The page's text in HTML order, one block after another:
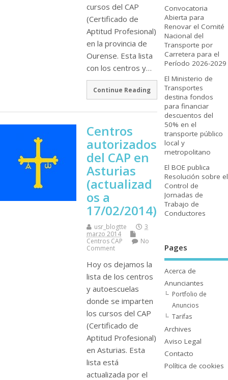
cursos del CAP
(Certificado de
Aptitud Profesional)
en la provincia de
Ourense. Esta lista
con los centros y…
Continue Reading
Centros
autorizados
del CAP en
Asturias
(actualizad
os a
17/02/2014)
usr_blogtte
3
marzo 2014
Centros CAP
No
Comment
Hoy os dejamos la
lista de los centros
y autoescuelas
donde se imparten
los cursos del CAP
(Certificado de
Aptitud Profesional)
en Asturias. Esta
lista está
actualizada por el
Convocatoria
Abierta para
Renovar el Comité
Nacional del
Transporte por
Carretera para el
Período 2026-2029
El Ministerio de
Transportes
destina fondos
para financiar
descuentos del
50% en el
transporte público
local y
metropolitano
El BOE publica
Resolución sobre el
Control de
Jornadas de
Trabajo de
Conductores
Pages
Acerca de
Anunciantes
Portfolio de
Anuncios
Tarifas
Archives
Aviso Legal
Contacto
Polí­tica de cookies